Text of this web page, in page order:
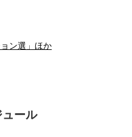
ン選」ほか
ール